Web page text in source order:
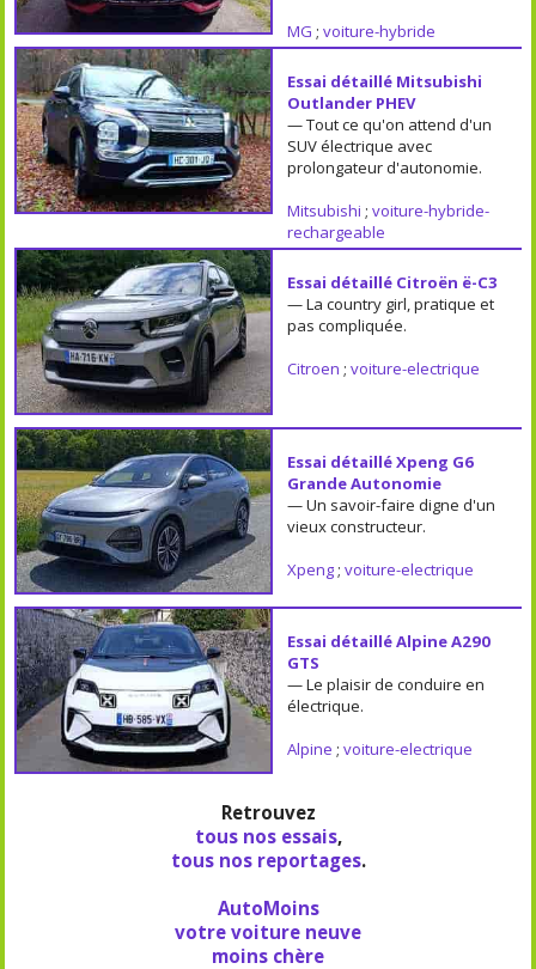
MG ; voiture-hybride
Essai détaillé Mitsubishi
Outlander PHEV
— Tout ce qu'on attend d'un
SUV électrique avec
prolongateur d'autonomie.
Mitsubishi ; voiture-hybride-
rechargeable
Essai détaillé Citroën ë-C3
— La country girl, pratique et
pas compliquée.
Citroen ; voiture-electrique
Essai détaillé Xpeng G6
Grande Autonomie
— Un savoir-faire digne d'un
vieux constructeur.
Xpeng; voiture-electrique
Essai détaillé Alpine A290
GTS
— Le plaisir de conduire en
électrique.
Alpine ; voiture-electrique
Retrouvez
tous nos essais,
tous nos reportages.
AutoMoins
votre voiture neuve
moins chère